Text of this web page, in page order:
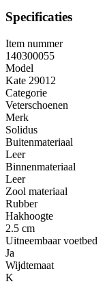
Specificaties
Item nummer
140300055
Model
Kate 29012
Categorie
Veterschoenen
Merk
Solidus
Buitenmateriaal
Leer
Binnenmateriaal
Leer
Zool materiaal
Rubber
Hakhoogte
2.5 cm
Uitneembaar voetbed
Ja
Wijdtemaat
K